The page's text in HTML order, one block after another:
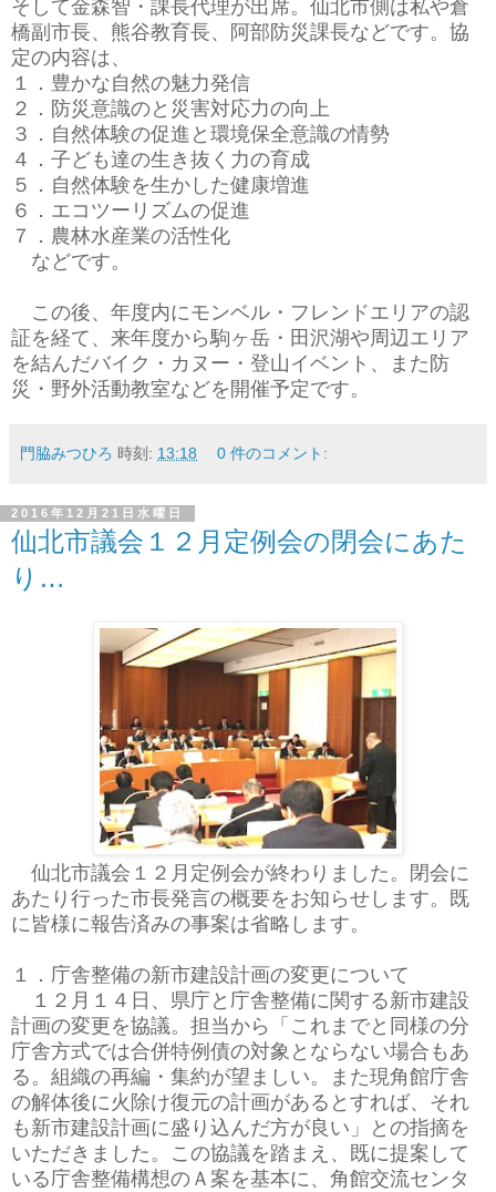
そして金森智・課長代理が出席。仙北市側は私や倉
橋副市長、熊谷教育長、阿部防災課長などです。協
定の内容は、
１．豊かな自然の魅力発信
２．防災意識のと災害対応力の向上
３．自然体験の促進と環境保全意識の情勢
４．子ども達の生き抜く力の育成
５．自然体験を生かした健康増進
６．エコツーリズムの促進
７．農林水産業の活性化
などです。
この後、年度内にモンベル・フレンドエリアの認
証を経て、来年度から駒ヶ岳・田沢湖や周辺エリア
を結んだバイク・カヌー・登山イベント、また防
災・野外活動教室などを開催予定です。
門脇みつひろ 時刻: 13:18 0 件のコメント:
2016年12月21日水曜日
仙北市議会１２月定例会の閉会にあた
り…
仙北市議会１２月定例会が終わりました。閉会に
あたり行った市長発言の概要をお知らせします。既
に皆様に報告済みの事案は省略します。
１．庁舎整備の新市建設計画の変更について
１２月１４日、県庁と庁舎整備に関する新市建設
計画の変更を協議。担当から「これまでと同様の分
庁舎方式では合併特例債の対象とならない場合もあ
る。組織の再編・集約が望ましい。また現角館庁舎
の解体後に火除け復元の計画があるとすれば、それ
も新市建設計画に盛り込んだ方が良い」との指摘を
いただきました。この協議を踏まえ、既に提案して
いる庁舎整備構想のＡ案を基本に、角館交流センタ